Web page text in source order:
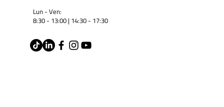
Lun - Ven:
8:30 - 13:00 | 14:30 - 17:30